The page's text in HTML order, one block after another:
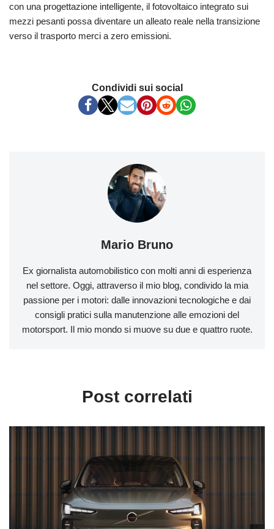
con una progettazione intelligente, il fotovoltaico integrato sui
mezzi pesanti possa diventare un alleato reale nella transizione
verso il trasporto merci a zero emissioni.
Condividi sui social
Mario Bruno
Ex giornalista automobilistico con molti anni di esperienza
nel settore. Oggi, attraverso il mio blog, condivido la mia
passione per i motori: dalle innovazioni tecnologiche e dai
consigli pratici sulla manutenzione alle emozioni del
motorsport. Il mio mondo si muove su due e quattro ruote.
Post correlati